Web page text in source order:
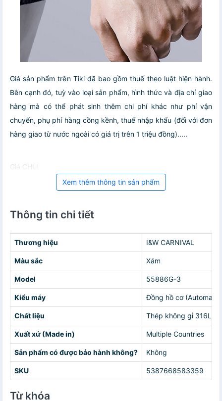
Giá sản phẩm trên Tiki đã bao gồm thuế theo luật hiện hành.
Bên cạnh đó, tuỳ vào loại sản phẩm, hình thức và địa chỉ giao
hàng mà có thể phát sinh thêm chi phí khác như phí vận
chuyển, phụ phí hàng cồng kềnh, thuế nhập khẩu (đối với đơn
hàng giao từ nước ngoài có giá trị trên 1 triệu đồng).....
Giá CHLI
Xem thêm thông tin sản phẩm
Thông tin chi tiết
Thương hiệu I&W CARNIVAL
Màu sắc Xám
Model 55886G-3
Kiểu máy Đồng hồ cơ
Chất liệu Thép không gỉ 316L
Xuất xứ (Made in) Multiple Countries
Sản phẩm có được bảo hành không? Không
SKU 5387668583359
Từ khóa